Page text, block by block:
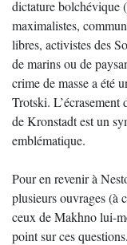
dictature bolchévique
maximalistes,
libres, activistes des
de marins ou de
crime de masse a été
Trotski. L’écrasement
de Kronstadt est un
emblématique.
Pour en revenir à
plusieurs ouvrages (à
ceux de Makhno lui-
point sur ces